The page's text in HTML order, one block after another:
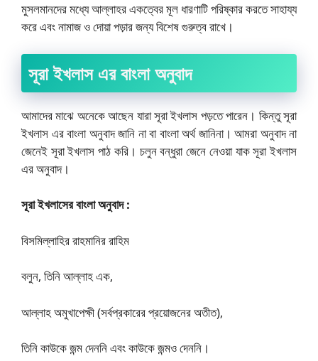
মুসলমানদের মধ্যে আল্লাহর একত্বের মূল ধারণাটি পরিষ্কার করতে সাহায্য
করে এবং নামাজ ও দোয়া পড়ার জন্য বিশেষ গুরুত্ব রাখে।
সূরা ইখলাস এর বাংলা অনুবাদ
আমাদের মাঝে অনেকে আছেন যারা সূরা ইখলাস পড়তে পারেন। কিন্তু সূরা
ইখলাস এর বাংলা অনুবাদ জানি না বা বাংলা অর্থ জানিনা। আমরা অনুবাদ না
জেনেই সূরা ইখলাস পাঠ করি। চলুন বন্ধুরা জেনে নেওয়া যাক সূরা ইখলাস
এর অনুবাদ।
সূরা ইখলাসের বাংলা অনুবাদ :
বিসমিল্লাহির রাহমানির রাহিম
বলুন, তিনি আল্লাহ এক,
আল্লাহ অমুখাপেক্ষী (সর্বপ্রকারের প্রয়োজনের অতীত),
তিনি কাউকে জন্ম দেননি এবং কাউকে জন্মও দেননি।